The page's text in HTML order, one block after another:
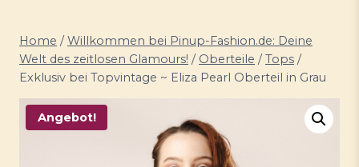
Home / Willkommen bei Pinup-Fashion.de: Deine
Welt des zeitlosen Glamours! / Oberteile / Tops /
Exklusiv bei Topvintage ~ Eliza Pearl Oberteil in Grau
Angebot!